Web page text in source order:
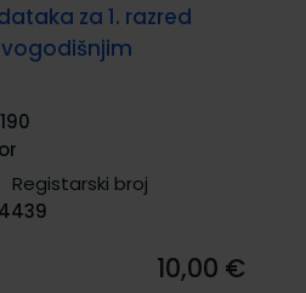
za 1. razred
Registarski broj
10,00 €